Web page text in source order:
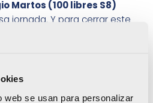
web se usan para personalizar
Martos (100 libres S8)
jornada. Y para cerrar este
el domingo serán
se lanzarán a la piscina en